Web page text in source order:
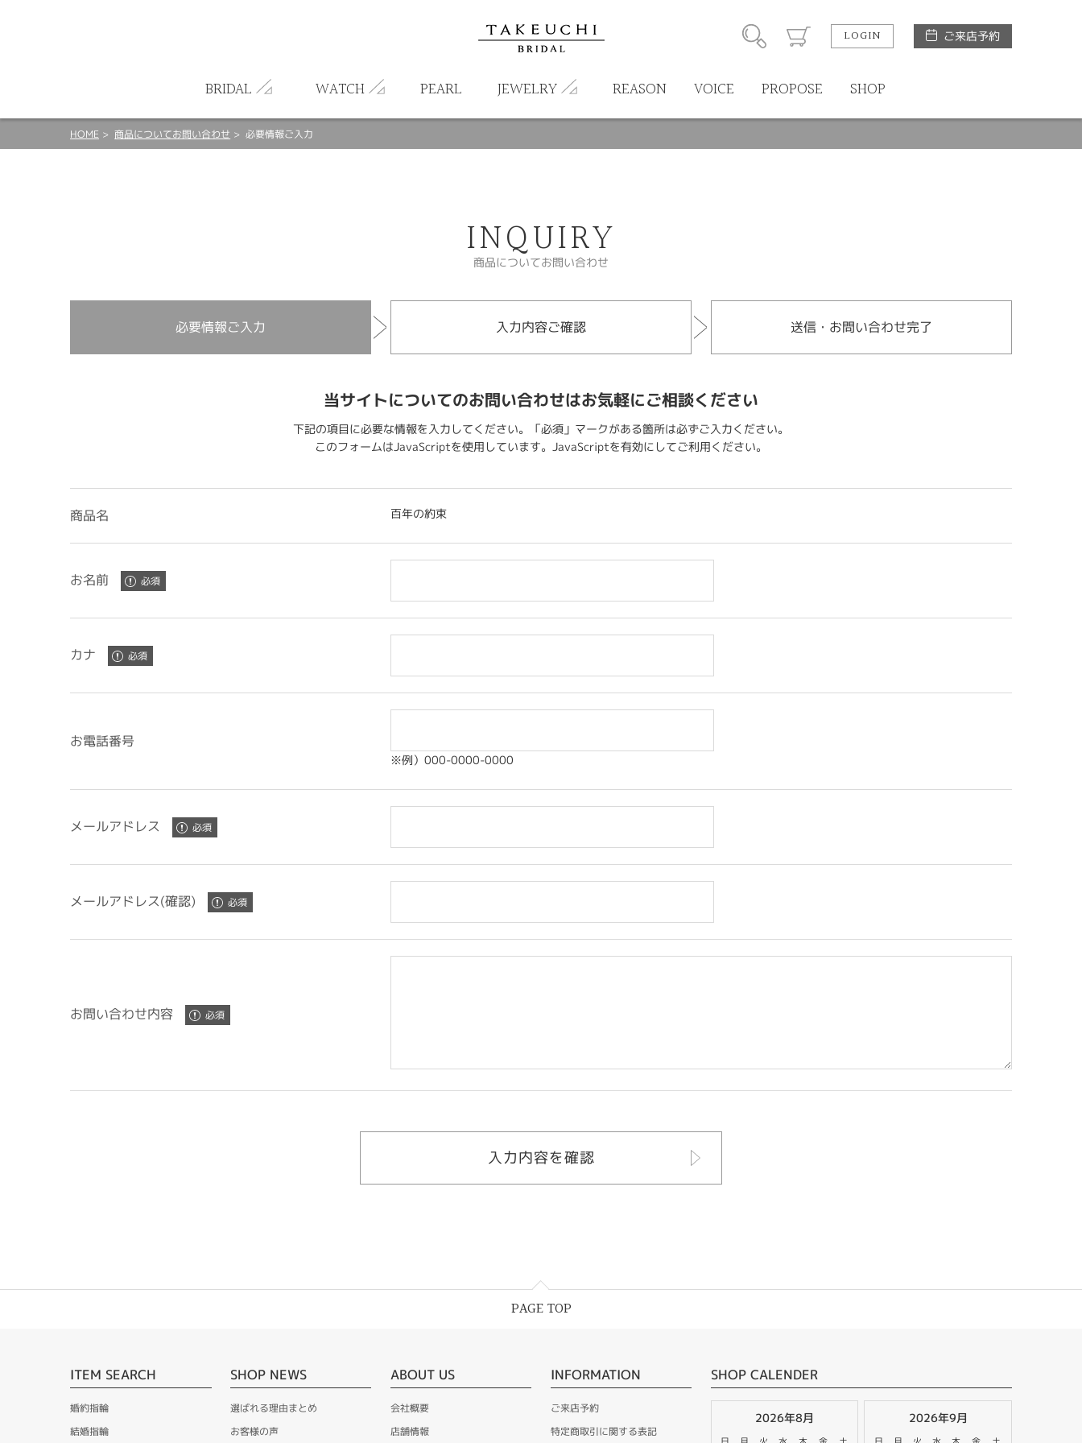
LOGIN ご来店予約
BRIDAL WATCH PEARL JEWELRY REASON VOICE PROPOSE SHOP
HOME 商品についてお問い合わせ 必要情報ご入力
INQUIRY
商品についてお問い合わせ
必要情報ご入力 入力内容ご確認 送信・お問い合わせ完了
当サイトについてのお問い合わせはお気軽にご相談ください
下記の項目に必要な情報を入力してください。「必須」マークがある箇所は必ずご入力ください。
このフォームはJavaScriptを使用しています。JavaScriptを有効にしてご利用ください。
商品名 百年の約束
お名前
カナ
お電話番号
※例）000-0000-0000
メールアドレス
メールアドレス(確認)
お問い合わせ内容
PAGE TOP
ITEM SEARCH
婚約指輪
結婚指輪
SHOP NEWS
選ばれる理由まとめ
お客様の声
ABOUT US
会社概要
店舗情報
INFORMATION
ご来店予約
特定商取引に関する表記
SHOP CALENDER
2026年8月 2026年9月